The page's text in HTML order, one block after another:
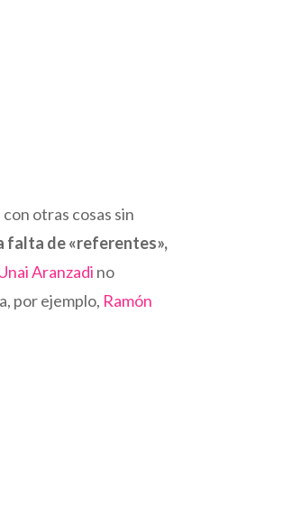
otras cosas sin
falta de «referentes»,
Aranzadi no
por ejemplo, Ramón